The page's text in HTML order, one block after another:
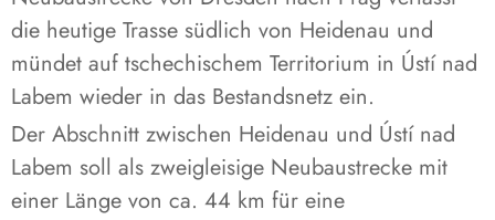
die heutige Trasse südlich von Heidenau und
mündet auf tschechischem Territorium in Ústí nad
Labem wieder in das Bestandsnetz ein.
Der Abschnitt zwischen Heidenau und Ústí nad
Labem soll als zweigleisige Neubaustrecke mit
einer Länge von ca. 44 km für eine